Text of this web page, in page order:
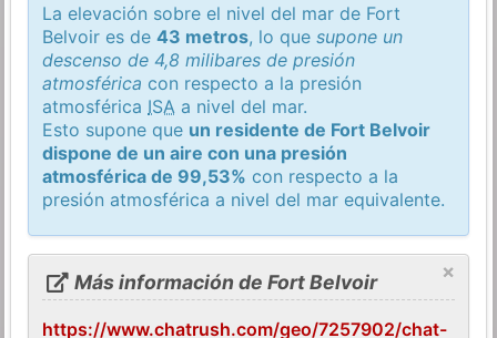
La elevación sobre el nivel del mar de Fort
Belvoir es de43 metros, lo quesupone un
descenso de 4,8 milibares de presión
atmosférica con respecto a la presión
atmosférica ISA a nivel del mar.
Esto supone que un residente de Fort Belvoir
dispone de un aire con una presión
atmosférica de 99,53% con respecto a la
presión atmosférica a nivel del mar equivalente.
×
Más información de Fort Belvoir
https://www.chatrush.com/geo/7257902/chat-